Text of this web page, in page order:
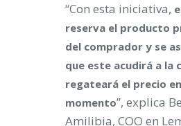
“Con esta iniciativa,
reserva el producto
del comprador y se
que este acudirá a la
regateará el precio
momento”, explica
Amilibia, COO en